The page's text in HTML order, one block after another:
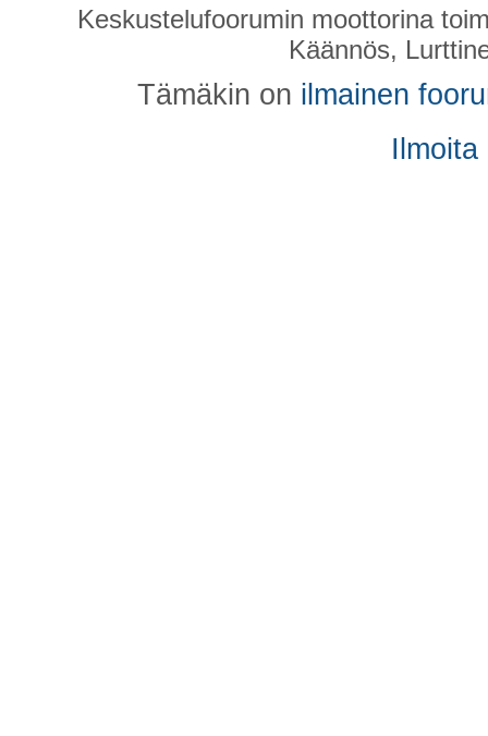
Keskustelufoorumin moottorina
Käännös,
Tämäkin on ilmainen